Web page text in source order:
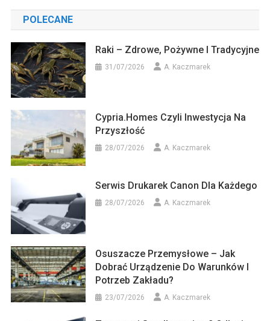
POLECANE
Raki – Zdrowe, Pożywne I Tradycyjne
31/07/2026 A. Kaczmarek
Cypria.homes Czyli Inwestycja Na
Przyszłość
28/07/2026 A. Kaczmarek
Serwis Drukarek Canon Dla Każdego
28/07/2026 A. Kaczmarek
Osuszacze Przemysłowe – Jak
Dobrać Urządzenie Do Warunków I
Potrzeb Zakładu?
23/07/2026 A. Kaczmarek